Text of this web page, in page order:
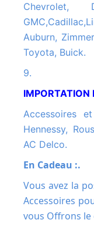
Chevrolet,
Auburn,
Toyota, Buick.
9.
IMPORTATION
Accessoires et préparation de votre voiture
Hennessy,
AC Delco.
En Cadeau :.
Vous avez la possibilité d'importer vos Pièces et
Accessoires
vous Offrons